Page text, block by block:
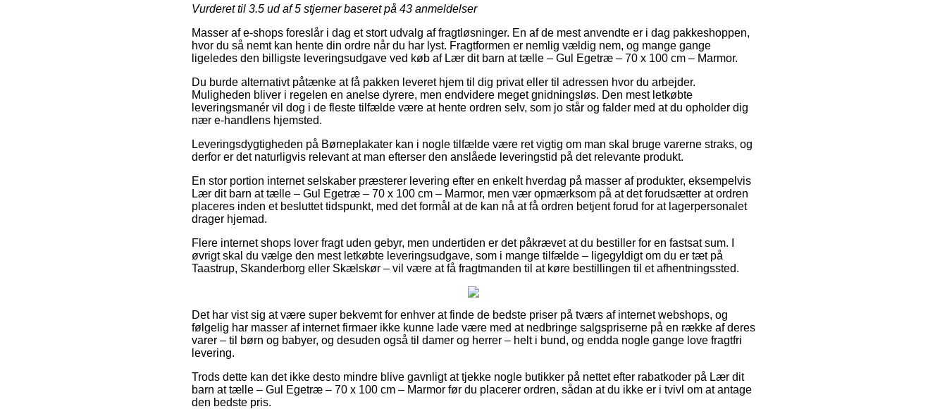
Vurderet til 3.5 ud af 5 stjerner baseret på 43 anmeldelser
Masser af e-shops foreslår i dag et stort udvalg af fragtløsninger. En af de mest anvendte er i dag pakkeshoppen,
hvor du så nemt kan hente din ordre når du har lyst. Fragtformen er nemlig vældig nem, og mange gange
ligeledes den billigste leveringsudgave ved køb af Lær dit barn at tælle – Gul Egetræ – 70 x 100 cm – Marmor.
Du burde alternativt påtænke at få pakken leveret hjem til dig privat eller til adressen hvor du arbejder.
Muligheden bliver i regelen en anelse dyrere, men endvidere meget gnidningsløs. Den mest letkøbte
leveringsmanér vil dog i de fleste tilfælde være at hente ordren selv, som jo står og falder med at du opholder dig
nær e-handlens hjemsted.
Leveringsdygtigheden på Børneplakater kan i nogle tilfælde være ret vigtig om man skal bruge varerne straks, og
derfor er det naturligvis relevant at man efterser den anslåede leveringstid på det relevante produkt.
En stor portion internet selskaber præsterer levering efter en enkelt hverdag på masser af produkter, eksempelvis
Lær dit barn at tælle – Gul Egetræ – 70 x 100 cm – Marmor, men vær opmærksom på at det forudsætter at ordren
placeres inden et besluttet tidspunkt, med det formål at de kan nå at få ordren betjent forud for at lagerpersonalet
drager hjemad.
Flere internet shops lover fragt uden gebyr, men undertiden er det påkrævet at du bestiller for en fastsat sum. I
øvrigt skal du vælge den mest letkøbte leveringsudgave, som i mange tilfælde – ligegyldigt om du er tæt på
Taastrup, Skanderborg eller Skælskør – vil være at få fragtmanden til at køre bestillingen til et afhentningssted.
Det har vist sig at være super bekvemt for enhver at finde de bedste priser på tværs af internet webshops, og
følgelig har masser af internet firmaer ikke kunne lade være med at nedbringe salgspriserne på en række af deres
varer – til børn og babyer, og desuden også til damer og herrer – helt i bund, og endda nogle gange love fragtfri
levering.
Trods dette kan det ikke desto mindre blive gavnligt at tjekke nogle butikker på nettet efter rabatkoder på Lær dit
barn at tælle – Gul Egetræ – 70 x 100 cm – Marmor før du placerer ordren, sådan at du ikke er i tvivl om at antage
den bedste pris.